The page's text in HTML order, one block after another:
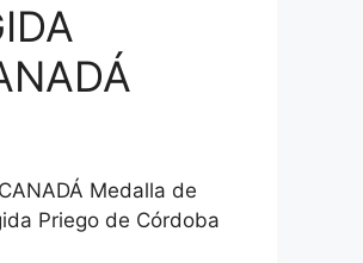
CANADÁ Medalla de
Priego de Córdoba